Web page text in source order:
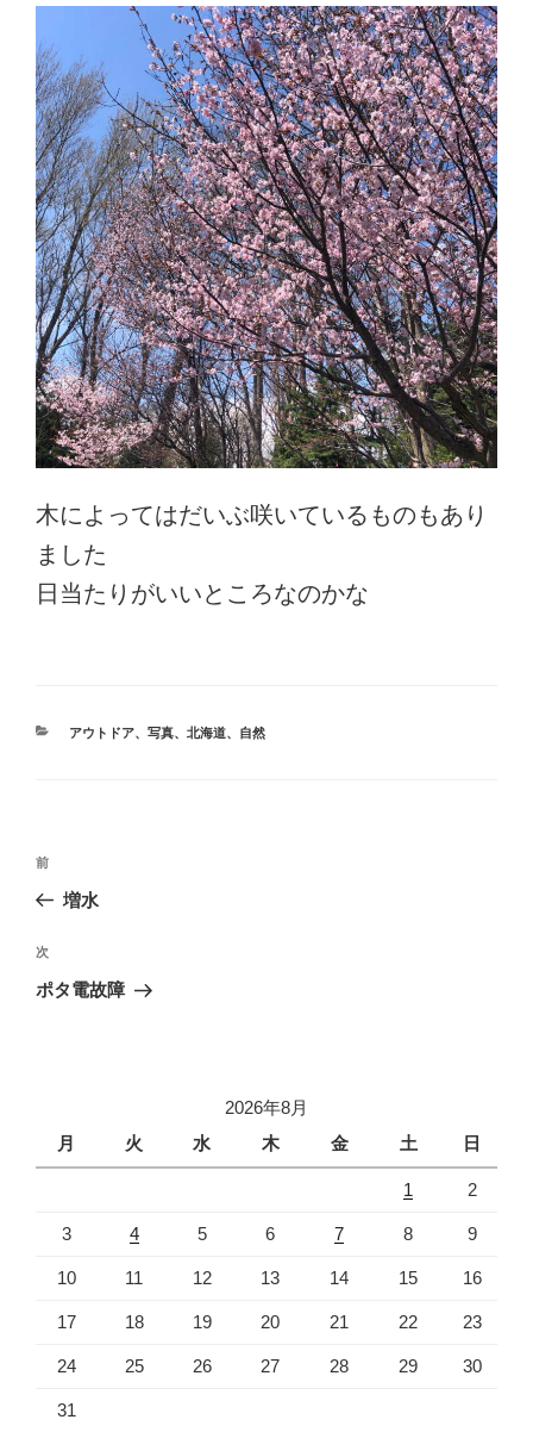
木によってはだいぶ咲いているものもあり
ました
日当たりがいいところなのかな
カ
アウトドア、 写真、 北海道、 自然
投
ビ
ゲ
前
の
稿
前
増水
次
の
次
ポタ電故障
2026年8月
月
火 水 木 金 土 日
1 2
3 4 5 6 7 8 9
10 11 12 13 14 15 16
17 18 19 20 21 22 23
24 25 26 27 28 29 30
31